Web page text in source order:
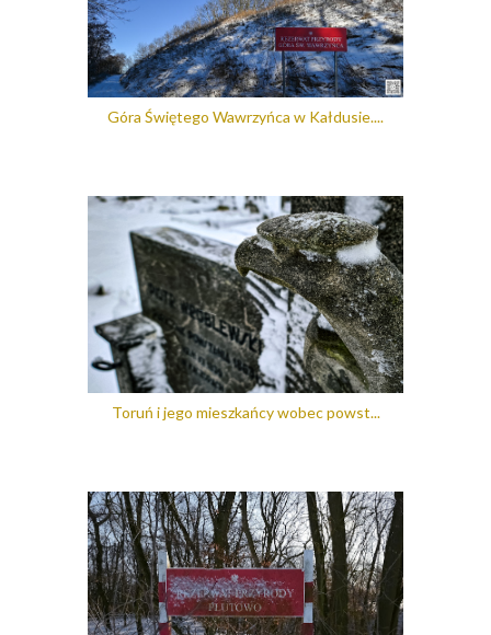
Góra Świętego Wawrzyńca w Kałdusie....
Toruń i jego mieszkańcy wobec powst...